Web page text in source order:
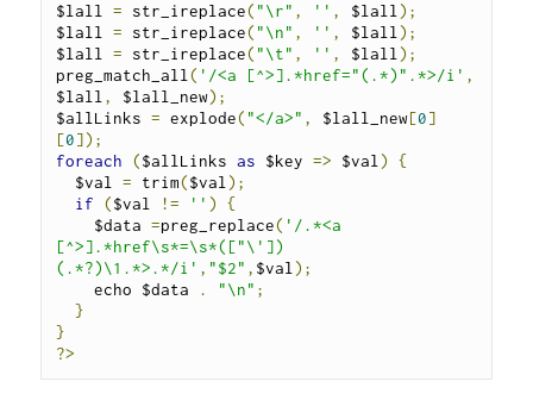
$lall = str_ireplace( "\r" , '' , $lall);
$lall = str_ireplace( "\n" , '' , $lall);
$lall = str_ireplace( "\t" , '' , $lall);
preg_match_all( '/<a [^>].*href="(.*)".*>/i' ,
$lall, $lall_new);
$allLinks = explode( "</a>" , $lall_new[0]
[0]);
foreach
($allLinks as $key => $val)
{
  $val
= trim($val);
if
($val != '' )
{
    $data
=preg_replace( '/.*<a
[^>].*href\s*=\s*(["\'])
(.*?)\1.*>.*/i' , "$2" , $val);
    echo $data
. "\n" ;
}
}
?>